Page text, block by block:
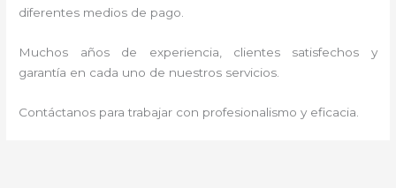
diferentes medios de pago.
Muchos años de experiencia, clientes satisfechos y
garantía en cada uno de nuestros servicios.
Contáctanos para trabajar con profesionalismo y eficacia.